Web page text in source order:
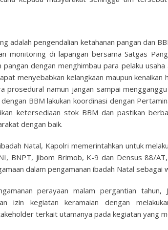
adalah pengendalian ketahanan pangan dan
monitoring di lapangan bersama Satgas
dengan menghimbau para pelaku
menyebabkan kelangkaan maupun
prosedural namun jangan sampai
BBM lakukan koordinasi dengan
ketersediaan stok BBM dan pastikan
dengan baik.
Natal, Kapolri memerintahkan untuk
BNPT, Jibom Brimob, K-9 dan Densus 88/
dalam pengamanan ibadah Natal sebagai
perayaan malam pergantian tahun,
izin kegiatan keramaian dengan
terkait utamanya pada kegiatan yang